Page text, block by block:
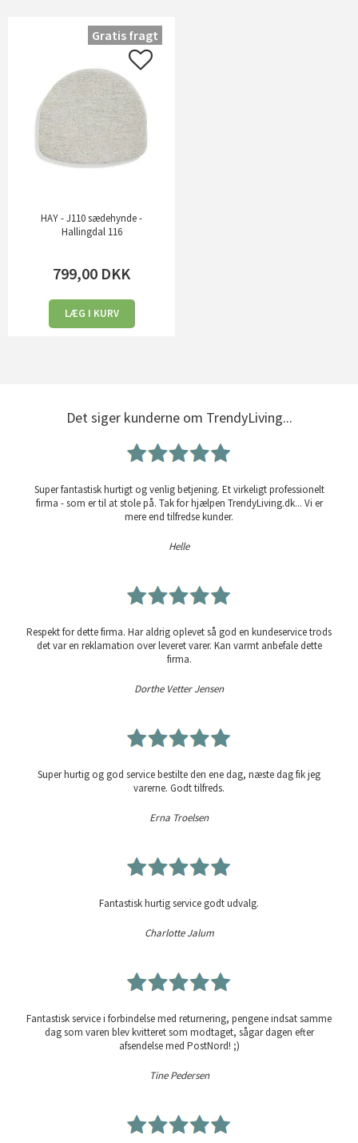
HAY - J110 sædehynde -
Hallingdal 116
799,00 DKK
LÆG I KURV
Gratis fragt
Det siger kunderne om TrendyLiving...
Super fantastisk hurtigt og venlig betjening. Et virkeligt professionelt
firma - som er til at stole på. Tak for hjælpen TrendyLiving.dk... Vi er
mere end tilfredse kunder.
Helle
Respekt for dette firma. Har aldrig oplevet så god en kundeservice trods
det var en reklamation over leveret varer. Kan varmt anbefale dette
firma.
Dorthe Vetter Jensen
Super hurtig og god service bestilte den ene dag, næste dag fik jeg
varerne. Godt tilfreds.
Erna Troelsen
Fantastisk hurtig service godt udvalg.
Charlotte Jalum
Fantastisk service i forbindelse med returnering, pengene indsat samme
dag som varen blev kvitteret som modtaget, sågar dagen efter
afsendelse med PostNord! ;)
Tine Pedersen